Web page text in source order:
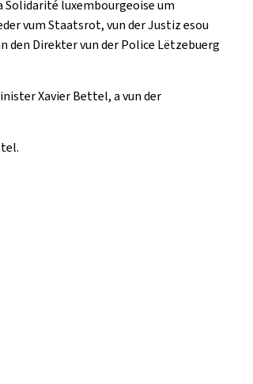
Solidarité luxembourgeoise um
vum Staatsrot, vun der Justiz esou
den Direkter vun der Police Lëtzebuerg
Xavier Bettel, a vun der